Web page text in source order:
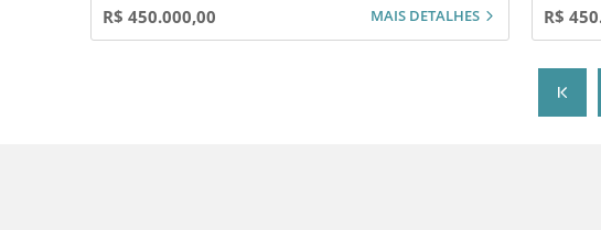
R$ 450.000,00 MAIS DETALHES R$